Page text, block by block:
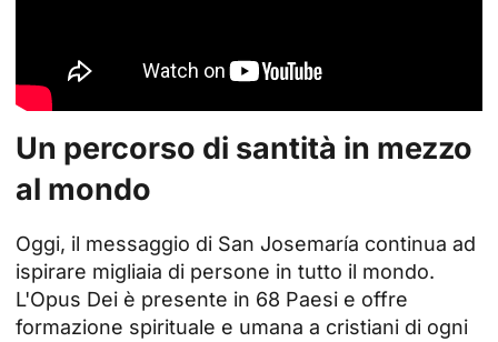
Un percorso di santità in mezzo
al mondo
Oggi, il messaggio di San Josemaría continua ad
ispirare migliaia di persone in tutto il mondo.
L'Opus Dei è presente in 68 Paesi e offre
formazione spirituale e umana a cristiani di ogni